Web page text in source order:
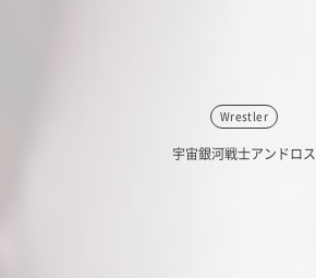
Wrestler
宇宙銀河戦士アンドロス